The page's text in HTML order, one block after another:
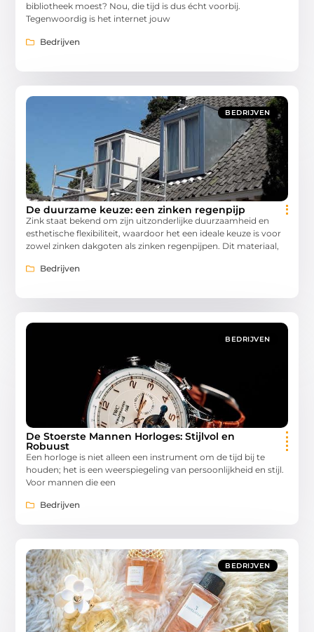
bibliotheek moest? Nou, die tijd is dus écht voorbij.
Tegenwoordig is het internet jouw
Bedrijven
BEDRIJVEN
De duurzame keuze: een zinken regenpijp
Zink staat bekend om zijn uitzonderlijke duurzaamheid en
esthetische flexibiliteit, waardoor het een ideale keuze is voor
zowel zinken dakgoten als zinken regenpijpen. Dit materiaal,
Bedrijven
BEDRIJVEN
De Stoerste Mannen Horloges: Stijlvol en
Robuust
Een horloge is niet alleen een instrument om de tijd bij te
houden; het is een weerspiegeling van persoonlijkheid en stijl.
Voor mannen die een
Bedrijven
BEDRIJVEN